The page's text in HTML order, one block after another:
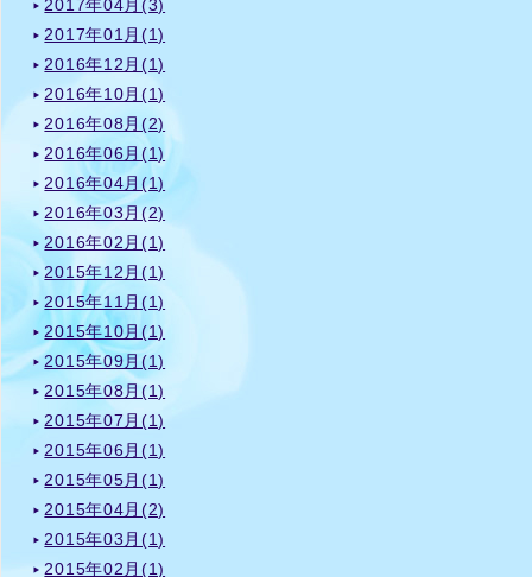
2017年04月(3)
2017年01月(1)
2016年12月(1)
2016年10月(1)
2016年08月(2)
2016年06月(1)
2016年04月(1)
2016年03月(2)
2016年02月(1)
2015年12月(1)
2015年11月(1)
2015年10月(1)
2015年09月(1)
2015年08月(1)
2015年07月(1)
2015年06月(1)
2015年05月(1)
2015年04月(2)
2015年03月(1)
2015年02月(1)